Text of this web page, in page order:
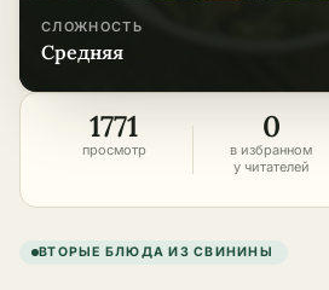
СЛОЖНОСТЬ
средняя
1771
просмотр
0
в избранном
у читателей
ВТОРЫЕ БЛЮДА ИЗ СВИНИНЫ